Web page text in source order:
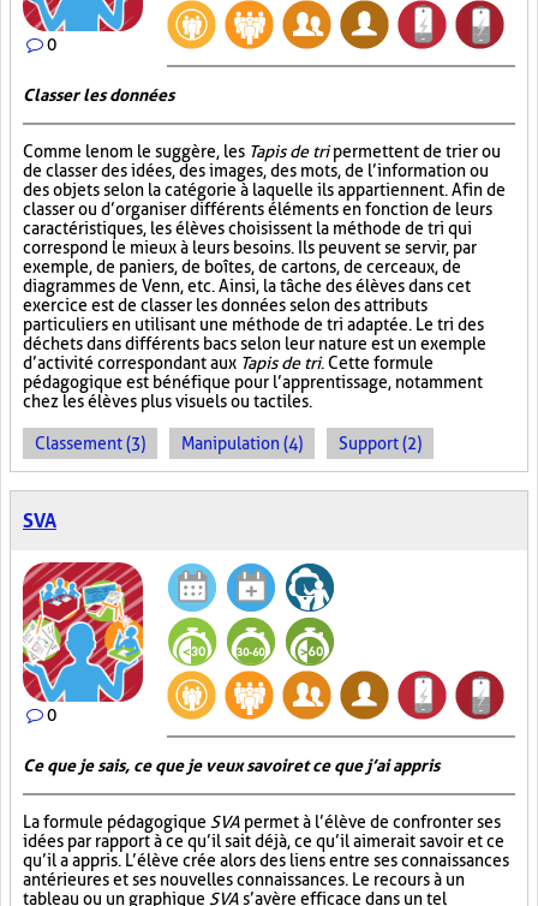
0
Classer les données
Comme le nom le suggère, les Tapis de tripermettent de trier ou
de classer des idées, des images, des mots, de l’information ou
des objets selon la catégorie à laquelle ils appartiennent. Afin de
classer ou d’organiser différents éléments en fonction de leurs
caractéristiques, les élèves choisissent la méthode de tri qui
correspond le mieux à leurs besoins. Ils peuvent se servir, par
exemple, de paniers, de boîtes, de cartons, de cerceaux, de
diagrammes de Venn, etc. Ainsi, la tâche des élèves dans cet
exercice est de classer les données selon des attributs
particuliers en utilisant une méthode de tri adaptée. Le tri des
déchets dans différents bacs selon leur nature est un exemple
d’activité correspondant aux Tapis de tri. Cette formule
pédagogique est bénéfique pour l’apprentissage, notamment
chez les élèves plus visuels ou tactiles.
Classement (3) Manipulation (4) Support (2)
SVA
0
Ce que je sais, ce que je veux savoir et ce que j’ai appris
La formule pédagogique SVA permet à l’élève de confronter ses
idées par rapport à ce qu’il sait déjà, ce qu’il aimerait savoir et ce
qu’il a appris. L’élève crée alors des liens entre ses connaissances
antérieures et ses nouvelles connaissances. Le recours à un
tableau ou un graphique SVA s’avère efficace dans un tel